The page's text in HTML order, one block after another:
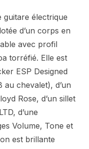
guitare électrique
d’un corps en
avec profil
torréfié. Elle est
ESP Designed
au chevalet), d’un
Rose, d’un sillet
d’une
Volume, Tone et
est brillante